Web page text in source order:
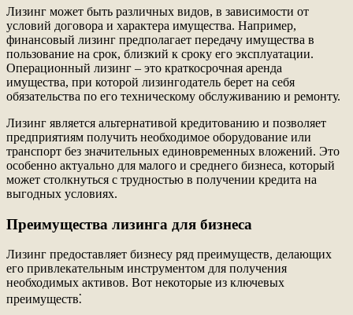
Лизинг может быть различных видов, в зависимости от
условий договора и характера имущества. Например,
финансовый лизинг предполагает передачу имущества в
пользование на срок, близкий к сроку его эксплуатации.
Операционный лизинг – это краткосрочная аренда
имущества, при которой лизингодатель берет на себя
обязательства по его техническому обслуживанию и ремонту.
Лизинг является альтернативой кредитованию и позволяет
предприятиям получить необходимое оборудование или
транспорт без значительных единовременных вложений. Это
особенно актуально для малого и среднего бизнеса, который
может столкнуться с трудностью в получении кредита на
выгодных условиях.
Преимущества лизинга для бизнеса
Лизинг предоставляет бизнесу ряд преимуществ, делающих
его привлекательным инструментом для получения
необходимых активов. Вот некоторые из ключевых
преимуществ⁚